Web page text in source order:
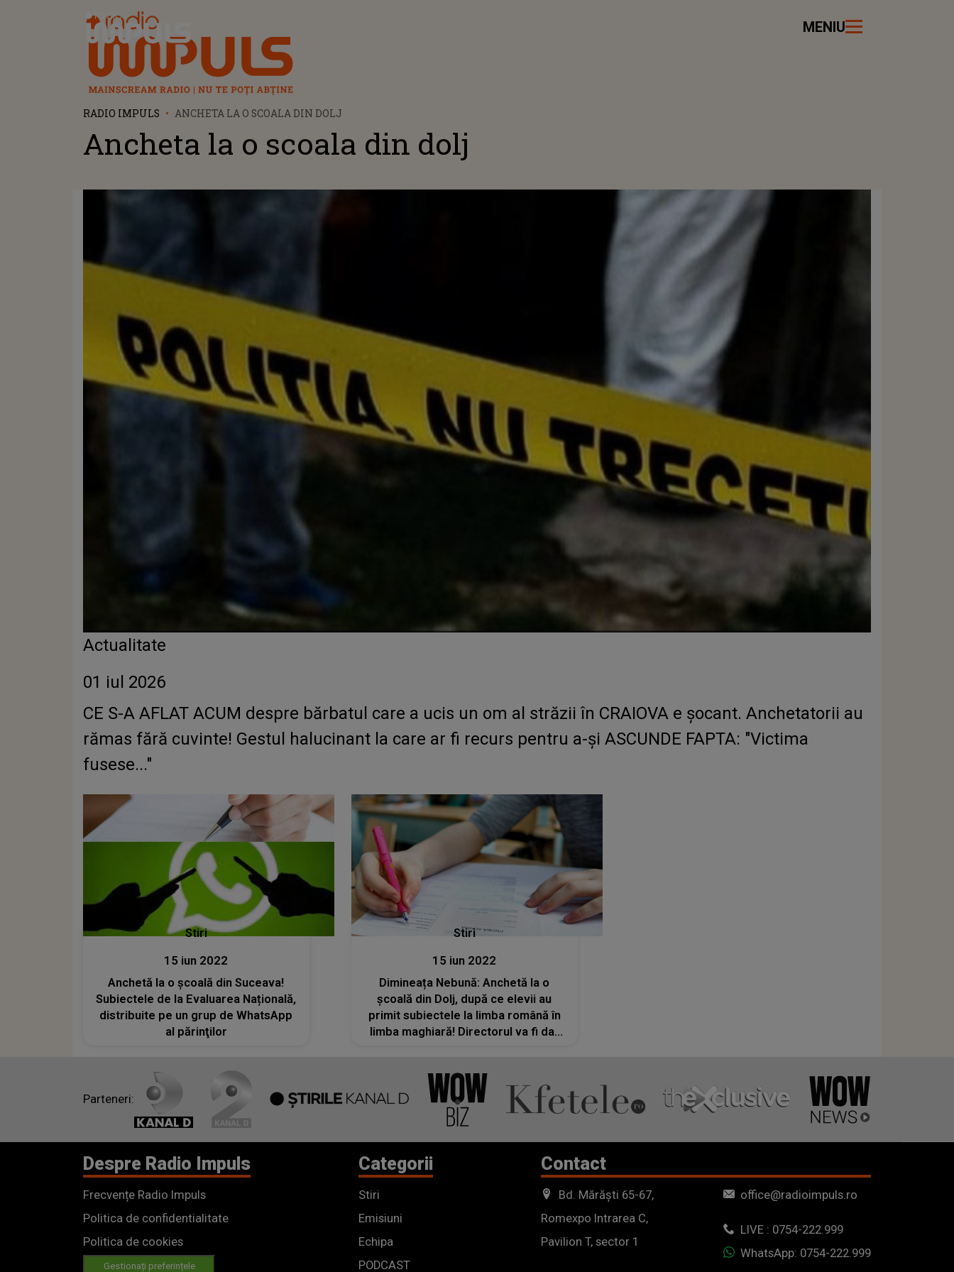
Radio Impuls MENIU
RADIO IMPULS ANCHETA LA O SCOALA DIN DOLJ
Ancheta la o scoala din dolj
Actualitate
01 iul 2026
CE S-A AFLAT ACUM despre bărbatul care a ucis un om al străzii în CRAIOVA e șocant. Anchetatorii au
rămas fără cuvinte! Gestul halucinant la care ar fi recurs pentru a-și ASCUNDE FAPTA: "Victima
fusese..."
Stiri
15 iun 2022
Anchetă la o școală din Suceava!
Subiectele de la Evaluarea Națională,
distribuite pe un grup de WhatsApp
al părinţilor
Stiri
15 iun 2022
Dimineața Nebună: Anchetă la o
școală din Dolj, după ce elevii au
primit subiectele la limba română în
limba maghiară! Directorul va fi dat
Parteneri:
Despre Radio Impuls
Frecvențe Radio Impuls
Politica de confidentialitate
Politica de cookies
Gestionați preferințele
Categorii
Stiri
Emisiuni
Echipa
PODCAST
Contact
Bd. Mărăști 65-67,
Romexpo Intrarea C,
Pavilion T, sector 1
office@radioimpuls.ro
LIVE : 0754-222.999
WhatsApp: 0754-222.999